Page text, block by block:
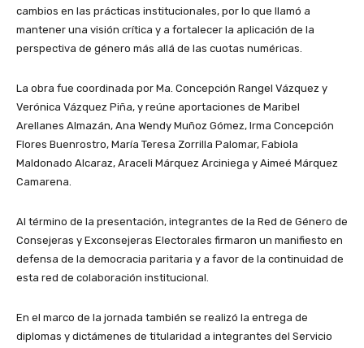
cambios en las prácticas institucionales, por lo que llamó a
mantener una visión crítica y a fortalecer la aplicación de la
perspectiva de género más allá de las cuotas numéricas.
La obra fue coordinada por Ma. Concepción Rangel Vázquez y
Verónica Vázquez Piña, y reúne aportaciones de Maribel
Arellanes Almazán, Ana Wendy Muñoz Gómez, Irma Concepción
Flores Buenrostro, María Teresa Zorrilla Palomar, Fabiola
Maldonado Alcaraz, Araceli Márquez Arciniega y Aimeé Márquez
Camarena.
Al término de la presentación, integrantes de la Red de Género de
Consejeras y Exconsejeras Electorales firmaron un manifiesto en
defensa de la democracia paritaria y a favor de la continuidad de
esta red de colaboración institucional.
En el marco de la jornada también se realizó la entrega de
diplomas y dictámenes de titularidad a integrantes del Servicio